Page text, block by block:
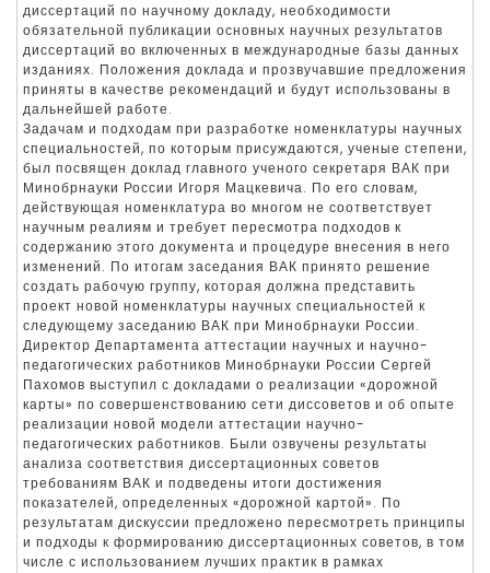
диссертаций по научному докладу, необходимости
обязательной публикации основных научных результатов
диссертаций во включенных в международные базы данных
изданиях. Положения доклада и прозвучавшие предложения
приняты в качестве рекомендаций и будут использованы в
дальнейшей работе.
Задачам и подходам при разработке номенклатуры научных
специальностей, по которым присуждаются, ученые степени,
был посвящен доклад главного ученого секретаря ВАК при
Минобрнауки России Игоря Мацкевича. По его словам,
действующая номенклатура во многом не соответствует
научным реалиям и требует пересмотра подходов к
содержанию этого документа и процедуре внесения в него
изменений. По итогам заседания ВАК принято решение
создать рабочую группу, которая должна представить
проект новой номенклатуры научных специальностей к
следующему заседанию ВАК при Минобрнауки России.
Директор Департамента аттестации научных и научно-
педагогических работников Минобрнауки России Сергей
Пахомов выступил с докладами о реализации «дорожной
карты» по совершенствованию сети диссоветов и об опыте
реализации новой модели аттестации научно-
педагогических работников. Были озвучены результаты
анализа соответствия диссертационных советов
требованиям ВАК и подведены итоги достижения
показателей, определенных «дорожной картой». По
результатам дискуссии предложено пересмотреть принципы
и подходы к формированию диссертационных советов, в том
числе с использованием лучших практик в рамках